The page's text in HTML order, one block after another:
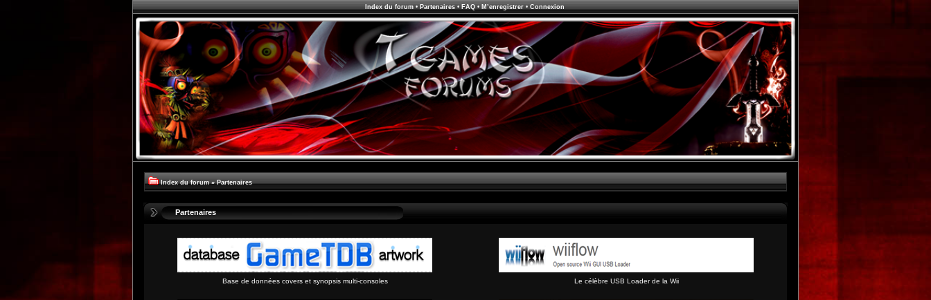
Index du forum• Partenaires• FAQ• M’enregistrer• Connexion
Index du forum » Partenaires
Partenaires
Base de données covers et synopsis multi-consoles Le célèbre USB Loader de la Wii